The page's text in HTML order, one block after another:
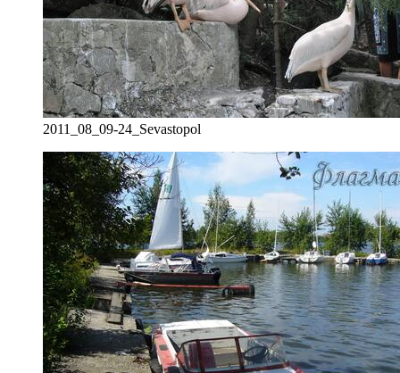
2011_08_09-24_Sevastopol